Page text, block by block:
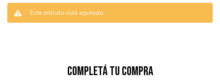
Este artículo está agotado.
Completá tu compra